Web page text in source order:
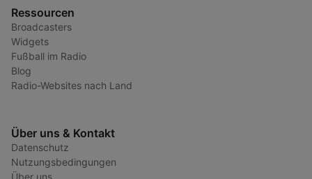
Ressourcen
Broadcasters
Widgets
Fußball im Radio
Blog
Radio-Websites nach Land
Über uns & Kontakt
Datenschutz
Nutzungsbedingungen
Über uns